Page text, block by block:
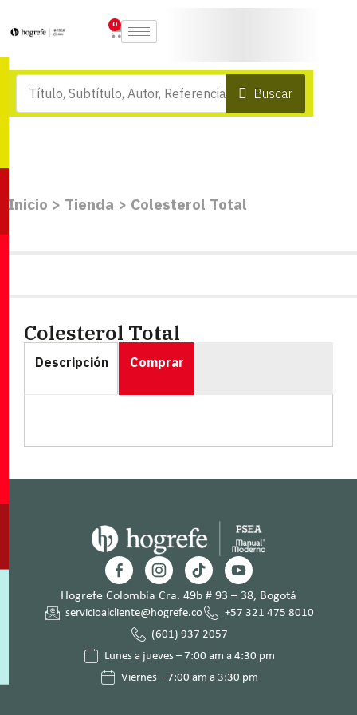
0
Buscar
Inicio > Tienda > Colesterol Total
Colesterol Total
Descripción Comprar
Hogrefe Colombia Cra. 49b # 93 – 38, Bogotá
servicioalcliente@hogrefe.co
+57 321 475 8010
(601) 937 2057
Lunes a jueves – 7:00 am a 4:30 pm
Viernes – 7:00 am a 3:30 pm